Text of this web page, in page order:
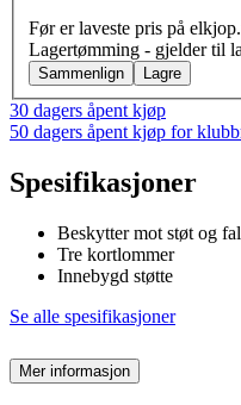
Før er laveste pris på
Lagertømming - gjelder til
Sammenlign Lagre
30 dagers åpent kjøp
50 dagers åpent kjøp for
Spesifikasjoner
Beskytter mot støt og
Tre kortlommer
Innebygd støtte
Se alle spesifikasjoner
Mer informasjon